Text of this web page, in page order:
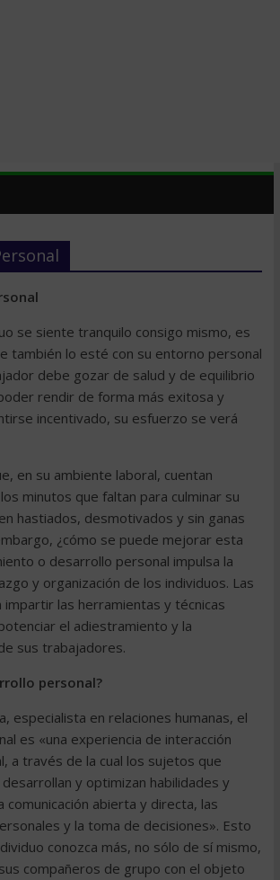
se siente tranquilo consigo mismo, es
también lo esté con su entorno personal
debe gozar de salud y de equilibrio
rendir de forma más exitosa y
incentivado, su esfuerzo se verá
en su ambiente laboral, cuentan
minutos que faltan para culminar su
hastiados, desmotivados y sin ganas
¿cómo se puede mejorar esta
o desarrollo personal impulsa la
y organización de los individuos. Las
las herramientas y técnicas
el adiestramiento y la
sus trabajadores.
personal?
especialista en relaciones humanas, el
es «una experiencia de interacción
a través de la cual los sujetos que
y optimizan habilidades y
comunicación abierta y directa, las
y la toma de decisiones». Esto
conozca más, no sólo de sí mismo,
compañeros de grupo con el objeto